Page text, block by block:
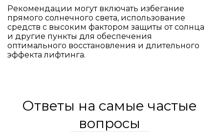
Рекомендации могут включать избегание
прямого солнечного света, использование
средств с высоким фактором защиты от солнца
и другие пункты для обеспечения
оптимального восстановления и длительного
эффекта лифтинга.
Ответы на самые частые
вопросы